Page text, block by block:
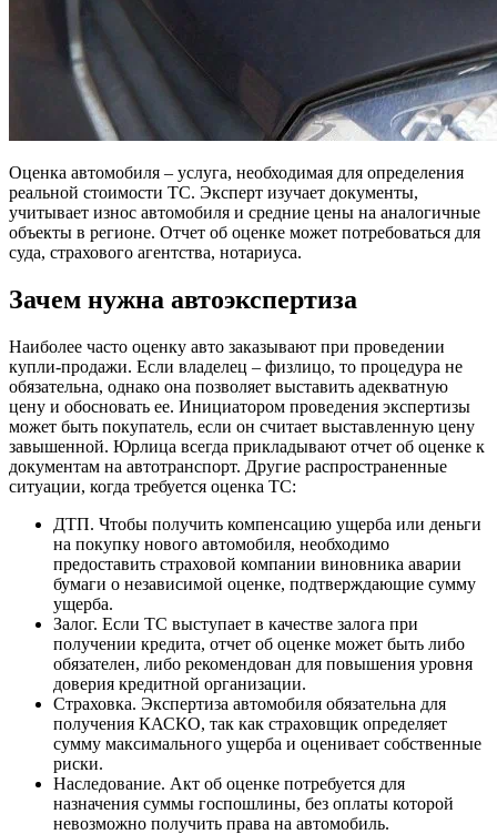
Оценка автомобиля – услуга, необходимая для определения
реальной стоимости ТС. Эксперт изучает документы,
учитывает износ автомобиля и средние цены на аналогичные
объекты в регионе. Отчет об оценке может потребоваться для
суда, страхового агентства, нотариуса.
Зачем нужна автоэкспертиза
Наиболее часто оценку авто заказывают при проведении
купли-продажи. Если владелец – физлицо, то процедура не
обязательна, однако она позволяет выставить адекватную
цену и обосновать ее. Инициатором проведения экспертизы
может быть покупатель, если он считает выставленную цену
завышенной. Юрлица всегда прикладывают отчет об оценке к
документам на автотранспорт. Другие распространенные
ситуации, когда требуется оценка ТС:
ДТП. Чтобы получить компенсацию ущерба или деньги
на покупку нового автомобиля, необходимо
предоставить страховой компании виновника аварии
бумаги о независимой оценке, подтверждающие сумму
ущерба.
Залог. Если ТС выступает в качестве залога при
получении кредита, отчет об оценке может быть либо
обязателен, либо рекомендован для повышения уровня
доверия кредитной организации.
Страховка. Экспертиза автомобиля обязательна для
получения КАСКО, так как страховщик определяет
сумму максимального ущерба и оценивает собственные
риски.
Наследование. Акт об оценке потребуется для
назначения суммы госпошлины, без оплаты которой
невозможно получить права на автомобиль.